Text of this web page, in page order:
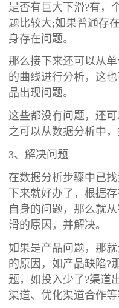
是否有巨大下滑?有，
题比较大;如果普通存
身存在问题。
那么接下来还可以从
的曲线进行分析，这
品出现问题。
这些都没有问题，还
之可以从数据分析中
3、解决问题
在数据分析步骤中已
下来就好办了，根据
自身的问题，那么就
滑的原因，并解决。
如果是产品问题，那
的原因，如产品缺陷?
题，如投入少了?渠道
渠道、优化渠道合作等